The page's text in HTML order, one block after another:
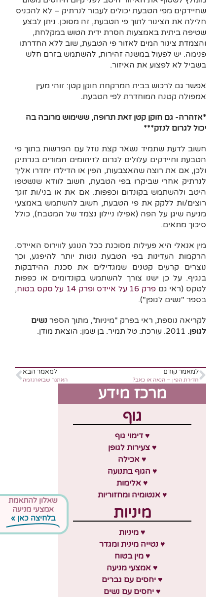
שחיידקים מפי הטבעת יכולים לעבור לנרתיק – לא להכניס
חלילה את הצינור לתוך פי הטבעת, זה מסוכן. ניתן לבצע
שטיפה ביתית באמצעות הסרת ידית הטוש במקלחת,
והצמדת צינור המים לאזור פי הטבעת, שוב ללא החדרתו
פנימה. יש לפעול במשנה זהירות, להשתמש בזרם חלש
בשביל לא לפצוע את האיזור.
אפשר גם לרכוש בבית המרקחת חוקן קטן: זוהי מעין
אמפולה קטנה המוחדרת לפי הטבעת.
*אזהרה- גם חוקן קטן זאת תרופה, ששימוש מרובה בה
יכול לגרום לנזק***
חשוב לדעת שתמיד נשאר קצת נוזל עם הפרשות בתוך פי
הטבעת וחיידקים עלולים לגרום לזיהומים חמורים בנרתיק
ולכן, אם את רוצה שהאצבעות, הפין או הדילדו יחדרו אליך
לנרתיק אחרי שביקרו בפי הטבעת, חשוב לוודא שנשטפו
היטב ולהשתמש בקונדום וכפפות. אם את או בני/ות זוגך
רוצים/ות ללקק את פי הטבעת, חשוב להשתמש באמצעי
מניעה שיגן על הפה (אפילו ניילון נצמד של המטבח), כולל
סיכוך מתאים.
מין אנאלי היא פעילות מסוכנת ככל הנוגע לווירוס האיידס.
הרקמות העדינות בפי הטבעת נוטות יותר להיפגע, וכך
נוצרים קרעים קטנים שמגדילים את סכנת ההידבקות
בנגיף. על כן ישנו צורך להשתמש בקונדומים או כפפות
לטקס (ראי גם פרק 16 על איידס ופרק 14 על סקס בטוח
,
בספר "נשים לגופן").
לקריאה נוספת, ראי בפרק "מיניות", מתוך הספר נשים
לגופן.
למאמר קודם
חדירת הפין – הנאה או כאב?
למאמר הבא
האתגר שבאורגזמה
מרכז מידע
גוף
♥ דימוי גוף
♥ צעירות לגופן
♥ אכילה
♥ הגוף בתנועה
♥ אלימות
♥ אנטומיה ומחזוריות
מיניות
♥ מיניות
♥ נטייה מינית ומגדר
♥ מין בטוח
♥ אמצעי מניעה
♥ יחסים עם גברים
♥ יחסים עם נשים
שאלון להתאמת
אמצעי מניעה
בלחיצה כאן »